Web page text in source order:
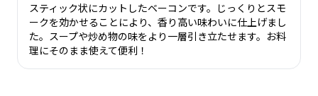
スティック状にカットしたベーコンです。じっくりとスモ
ークを効かせることにより、香り高い味わいに仕上げまし
た。スープや炒め物の味をより一層引き立たせます。お料
理にそのまま使えて便利！